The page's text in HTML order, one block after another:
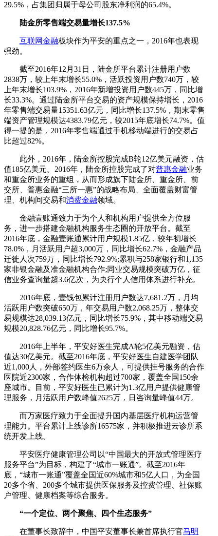
29.5%，占集团归属于母公司股东净利润的65.4%。
陆金所零售端交易量增长137.5%
互联网金融板块作为平安的重点之一，2016年也表现
强劲。
截至2016年12月31日，陆金所平台累计注册用户数
2838万，较上年末增长55.0%，活跃投资用户数740万，较
上年末增长103.9%，2016年新增投资用户数445万，同比增
长33.3%。通过陆金所平台交易的资产规模保持增长，2016
年零售端交易量15351.63亿元，同比增长137.5%，期末零售
端资产管理规模达4383.79亿元，较2015年底增长74.7%。值
得一提的是，2016年零售端通过手机移动端进行的交易占
比超过82%。
此外，2016年，陆金所控股完成B轮12亿美元融资，估
值185亿美元。2016年，陆金所控股完成了对普惠金融业务
和重金所业务的重组，从而形成旗下陆金所、重金所、前
交所、普惠金融“三所一惠”的战略布局、全面覆盖财富管
理、机构间交易和消费金融领域。
金融壹账通致力于为个人和机构用户提供全方位服
务，进一步搭建金融机构服务生态圈的开放平台。截至
2016年底，金融壹账通累计用户规模1.85亿，较年初增长
78.0%，月活跃用户超3,000万，同比增长62.7%，金融产品
迁徙人次759万，同比增长792.9%;累积与258家银行和1,135
家非银金融及准金融机构合作;同业交易规模突破万亿，征
信业务查询量超3.6亿次，为央行个人信用体系进行补充。
2016年底，壹钱包累计注册用户数达7,681.2万，月均
活跃用户数突破650万，年交易用户数2,068.25万，整体交
易规模达28,039.13亿元，同比增长75.9%，其中移动端交易
规模20,828.76亿元，同比增长95.7%。
2016年上半年，平安好医生完成A轮5亿美元融资，估
值达30亿美元。截至2016年底，平安好医生自建医学团队
近1,000人，外部签约医生6万余人，可提供挂号服务的合作
医院近2300家，合作体检机构超过700家，覆盖全国150余
座城市。目前，平安好医生已累计为1.3亿用户提供健康管
理服务，月活跃用户数峰值2625万，日咨询量峰值44万。
而万家医疗致力于全面提升国内基层医疗机构运营管
理能力。平台累计上线诊所16575家，并积极推进云诊所系
统开发上线。
平安医疗健康管理公司以“中国最大的开放式管理医疗
服务平台”为目标，构建了“城市一账通”。截至2016年
底，“城市一账通”覆盖全国近60%城市和5亿人口，为全国
20多个省、200多个城市提供医保服务及控费管理、社保账
户管理、健康档案等综合服务。
“一个定位、两个聚焦、四个生态服务”
在董事长致辞中，中国平安董事长兼首席执行官马明